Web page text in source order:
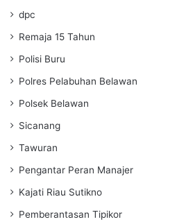
dpc
Remaja 15 Tahun
Polisi Buru
Polres Pelabuhan Belawan
Polsek Belawan
Sicanang
Tawuran
Pengantar Peran Manajer
Kajati Riau Sutikno
Pemberantasan Tipikor